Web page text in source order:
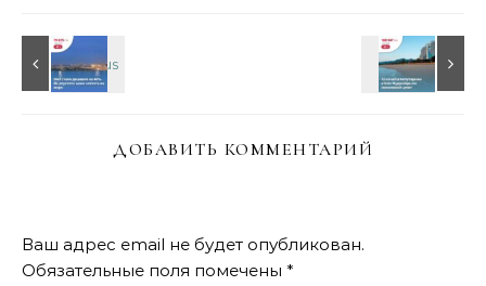
ДОБАВИТЬ КОММЕНТАРИЙ
Ваш адрес email не будет опубликован.
Обязательные поля помечены *